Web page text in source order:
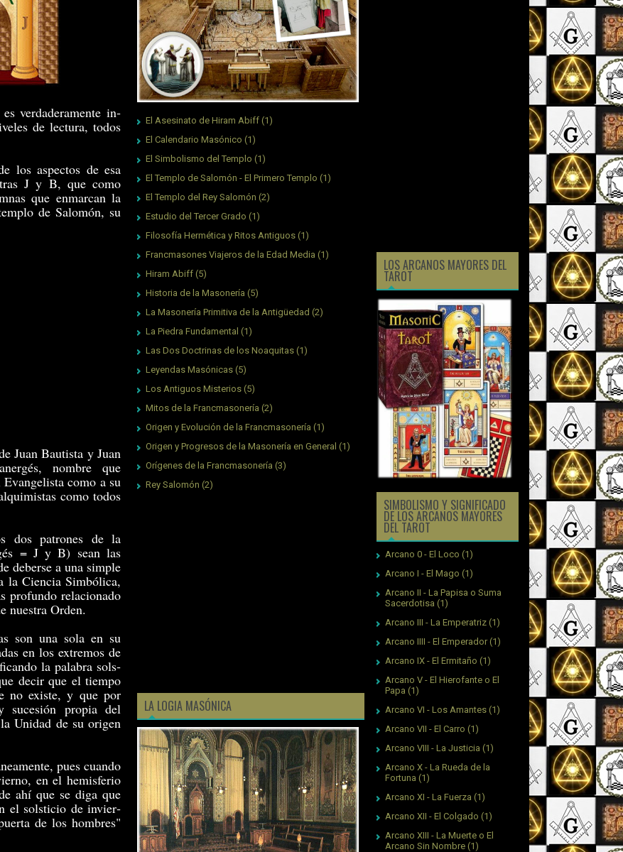
verdaderamente in­
de lectura, todos
los aspectos de esa
J y B, que como
que enmarcan la
de Salomón, su
Juan Bautista y Juan
nombre que
como a su
como todos
dos patrones de la
= J y B) sean las
deberse a una simple
la Ciencia Simbólica,
profundo relacionado
nuestra Orden.
son una sola en su
en los extremos de
la palabra sols­
decir que el tiempo
no existe, y que por
sucesión propia del
Unidad de su origen
pues cuando
en el hemisferio
ahí que se diga que
el solsticio de invier­
de los hombres"
El Asesinato de Hiram Abiff (1)
El Calendario Masónico (1)
El Simbolismo del Templo (1)
El Templo de Salomón - El Primero Templo (1)
El Templo del Rey Salomón (2)
Estudio del Tercer Grado (1)
Filosofía Hermética y Ritos Antiguos (1)
Francmasones Viajeros de la Edad Media (1)
Hiram Abiff (5)
Historia de la Masonería (5)
La Masonería Primitiva de la Antigüedad (2)
La Piedra Fundamental (1)
Las Dos Doctrinas de los Noaquitas (1)
Leyendas Masónicas (5)
Los Antiguos Misterios (5)
Mitos de la Francmasonería (2)
Origen y Evolución de la Francmasonería (1)
Origen y Progresos de la Masonería en General (1)
Orígenes de la Francmasonería (3)
Rey Salomón (2)
LA LOGIA MASÓNICA
LOS ARCANOS MAYORES DEL
TAROT
SIMBOLISMO Y SIGNIFICADO
DE LOS ARCANOS MAYORES
DEL TAROT
Arcano 0 - El Loco (1)
Arcano I - El Mago (1)
Arcano II - La Papisa o Suma
Sacerdotisa (1)
Arcano III - La Emperatriz (1)
Arcano IIII - El Emperador (1)
Arcano IX - El Ermitaño (1)
Arcano V - El Hierofante o El
Papa (1)
Arcano VI - Los Amantes (1)
Arcano VII - El Carro (1)
Arcano VIII - La Justicia (1)
Arcano X - La Rueda de la
Fortuna (1)
Arcano XI - La Fuerza (1)
Arcano XII - El Colgado (1)
Arcano XIII - La Muerte o El
Arcano Sin Nombre (1)